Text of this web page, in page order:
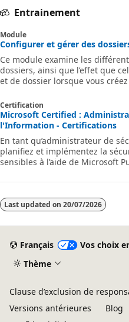
Entrainement
Module
Configurer et gérer des
Ce module examine les
dossiers, ainsi que l’effet que
et de dossier lorsque vous
Certification
Microsoft Certified :
l'Information - Certifications
En tant qu’administrateur de
planifiez et implémentez la
sensibles à l’aide de Microsoft
Last updated on 20/07/2026
Français
Vos choix
Thème
Clause d’exclusion de
Versions antérieures
Blog